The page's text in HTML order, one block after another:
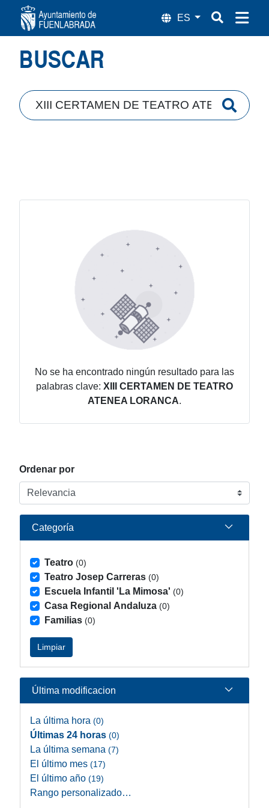
Búsqueda
BUSCAR
Ordenar por
Categoría
Teatro (0)
Teatro Josep Carreras (0)
Escuela Infantil 'La Mimosa' (0)
Casa Regional Andaluza (0)
Familias (0)
Limpiar
Última modificacion
La última hora (0)
Últimas 24 horas (0)
La última semana (7)
El último mes (17)
El último año (19)
Rango personalizado…
No se ha encontrado ningún resultado para las
palabras clave: XIII CERTAMEN DE TEATRO
ATENEA LORANCA.